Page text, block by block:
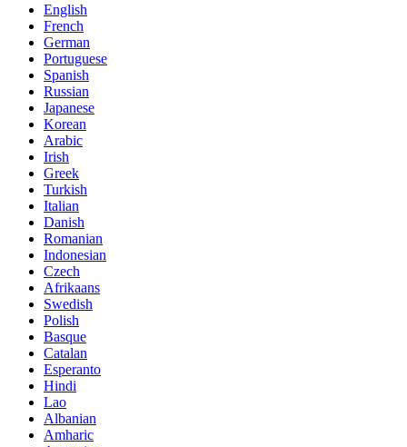
English
French
German
Portuguese
Spanish
Russian
Japanese
Korean
Arabic
Irish
Greek
Turkish
Italian
Danish
Romanian
Indonesian
Czech
Afrikaans
Swedish
Polish
Basque
Catalan
Esperanto
Hindi
Lao
Albanian
Amharic